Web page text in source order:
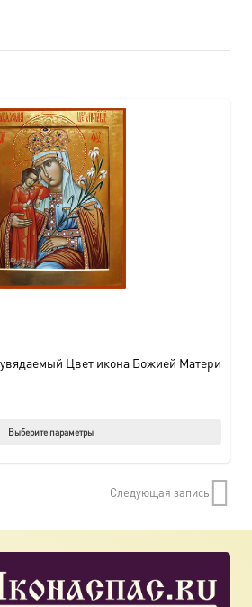
Цвет икона Божией Матери
Выберите параметры
можно
Следующая запись